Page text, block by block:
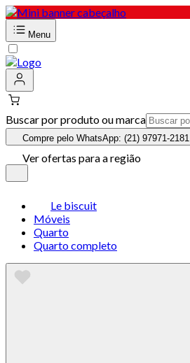
Menu
Buscar por produto ou marca
Compre pelo WhatsApp: (21) 97971-2181
Ver ofertas para a região
Le biscuit
Móveis
Quarto
Quarto completo